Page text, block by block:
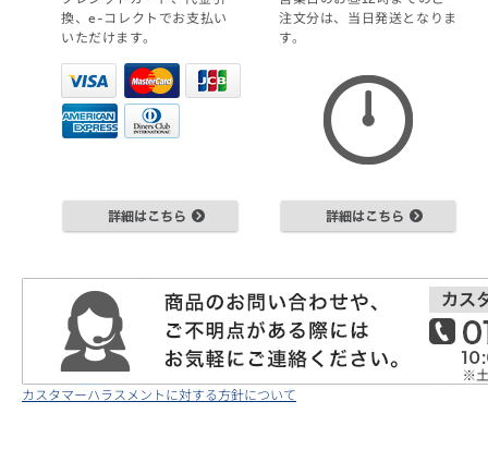
換、e-コレクトでお支払い
いただけます。
注文分は、当日発送となりま
す。
カスタマーハラスメントに対する方針について